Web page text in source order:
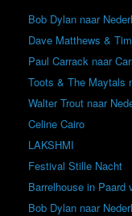
Bob Dylan naar
Dave Matthews &
Paul Carrack naar
Toots & The Maytals
Walter Trout naar
Celine Cairo
LAKSHMI
Festival Stille Nacht
Barrelhouse in Paard
Bob Dylan naar